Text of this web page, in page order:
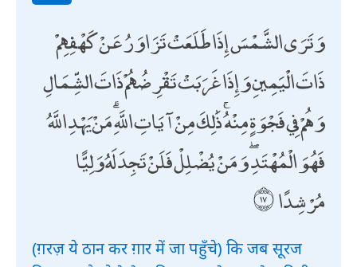
وَتَرَى الشَّمْسَ إِذَا طَلَعَتْ تَزَاوَرُ عَنْ كَهْفِهِمْ
ذَاتَ الْيَمِينِ وَإِذَا غَرَبَتْ تَقْرِضُهُمْ ذَاتَ الشِّمَالِ
وَهُمْ فِي فَجْوَةٍ مِنْهُ ۚ ذَٰلِكَ مِنْ آيَاتِ اللَّهِ ۗ مَنْ يَهْدِ اللَّهُ
فَهُوَ الْمُهْتَدِ ۖ وَمَنْ يُضْلِلْ فَلَنْ تَجِدَ لَهُ وَلِيًّا
مُرْشِدًا
(ग़रज़ ये ठान कर ग़ार में जा पहुँचे) कि जब सूरज